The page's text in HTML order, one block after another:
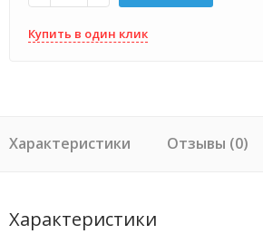
Купить в один клик
Характеристики Отзывы (0)
Характеристики